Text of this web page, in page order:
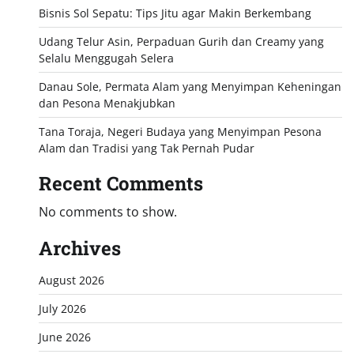
Bisnis Sol Sepatu: Tips Jitu agar Makin Berkembang
Udang Telur Asin, Perpaduan Gurih dan Creamy yang
Selalu Menggugah Selera
Danau Sole, Permata Alam yang Menyimpan Keheningan
dan Pesona Menakjubkan
Tana Toraja, Negeri Budaya yang Menyimpan Pesona
Alam dan Tradisi yang Tak Pernah Pudar
Recent Comments
No comments to show.
Archives
August 2026
July 2026
June 2026